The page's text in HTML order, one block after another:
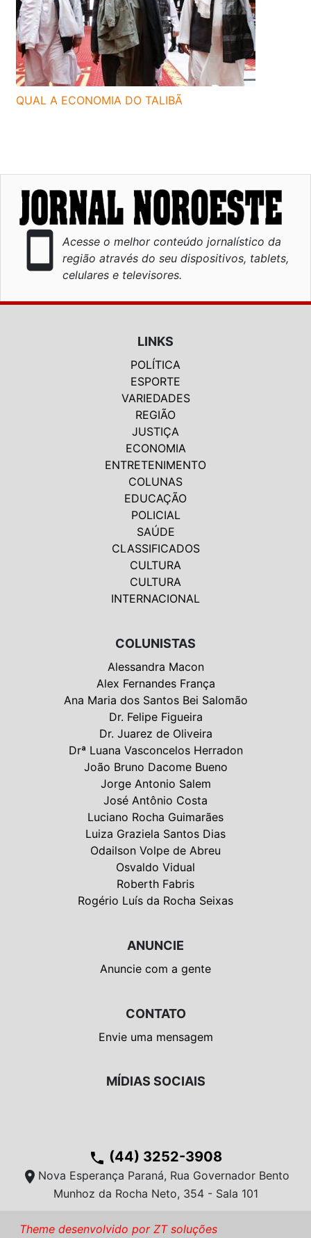
QUAL A ECONOMIA DO TALIBÃ
smartphone
Acesse o melhor conteúdo jornalístico da
região através do seu dispositivos, tablets,
celulares e televisores.
LINKS
POLÍTICA
ESPORTE
VARIEDADES
REGIÃO
JUSTIÇA
ECONOMIA
ENTRETENIMENTO
COLUNAS
EDUCAÇÃO
POLICIAL
SAÚDE
CLASSIFICADOS
CULTURA
CULTURA
INTERNACIONAL
COLUNISTAS
Alessandra Macon
Alex Fernandes França
Ana Maria dos Santos Bei Salomão
Dr. Felipe Figueira
Dr. Juarez de Oliveira
Drª Luana Vasconcelos Herradon
João Bruno Dacome Bueno
Jorge Antonio Salem
José Antônio Costa
Luciano Rocha Guimarães
Luiza Graziela Santos Dias
Odailson Volpe de Abreu
Osvaldo Vidual
Roberth Fabris
Rogério Luís da Rocha Seixas
ANUNCIE
Anuncie com a gente
CONTATO
Envie uma mensagem
MÍDIAS SOCIAIS
phone (44) 3252-3908
location_on Nova Esperança Paraná, Rua Governador Bento
Munhoz da Rocha Neto, 354 - Sala 101
Theme desenvolvido por ZT soluções